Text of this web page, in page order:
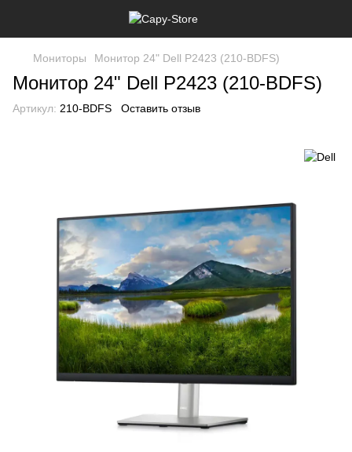
Мониторы Монитор 24" Dell P2423 (210-BDFS)
Монитор 24" Dell P2423 (210-BDFS)
Артикул: 210-BDFS Оставить отзыв